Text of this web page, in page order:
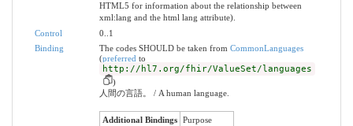
HTML5 for information about the relationship between
xml:lang and the html lang attribute).
Control
0..1
Binding
The codes SHOULD be taken from CommonLanguages
(preferred to
http://hl7.org/fhir/ValueSet/languages
)
人間の言語。 / A human language.
Additional Bindings
Purpose